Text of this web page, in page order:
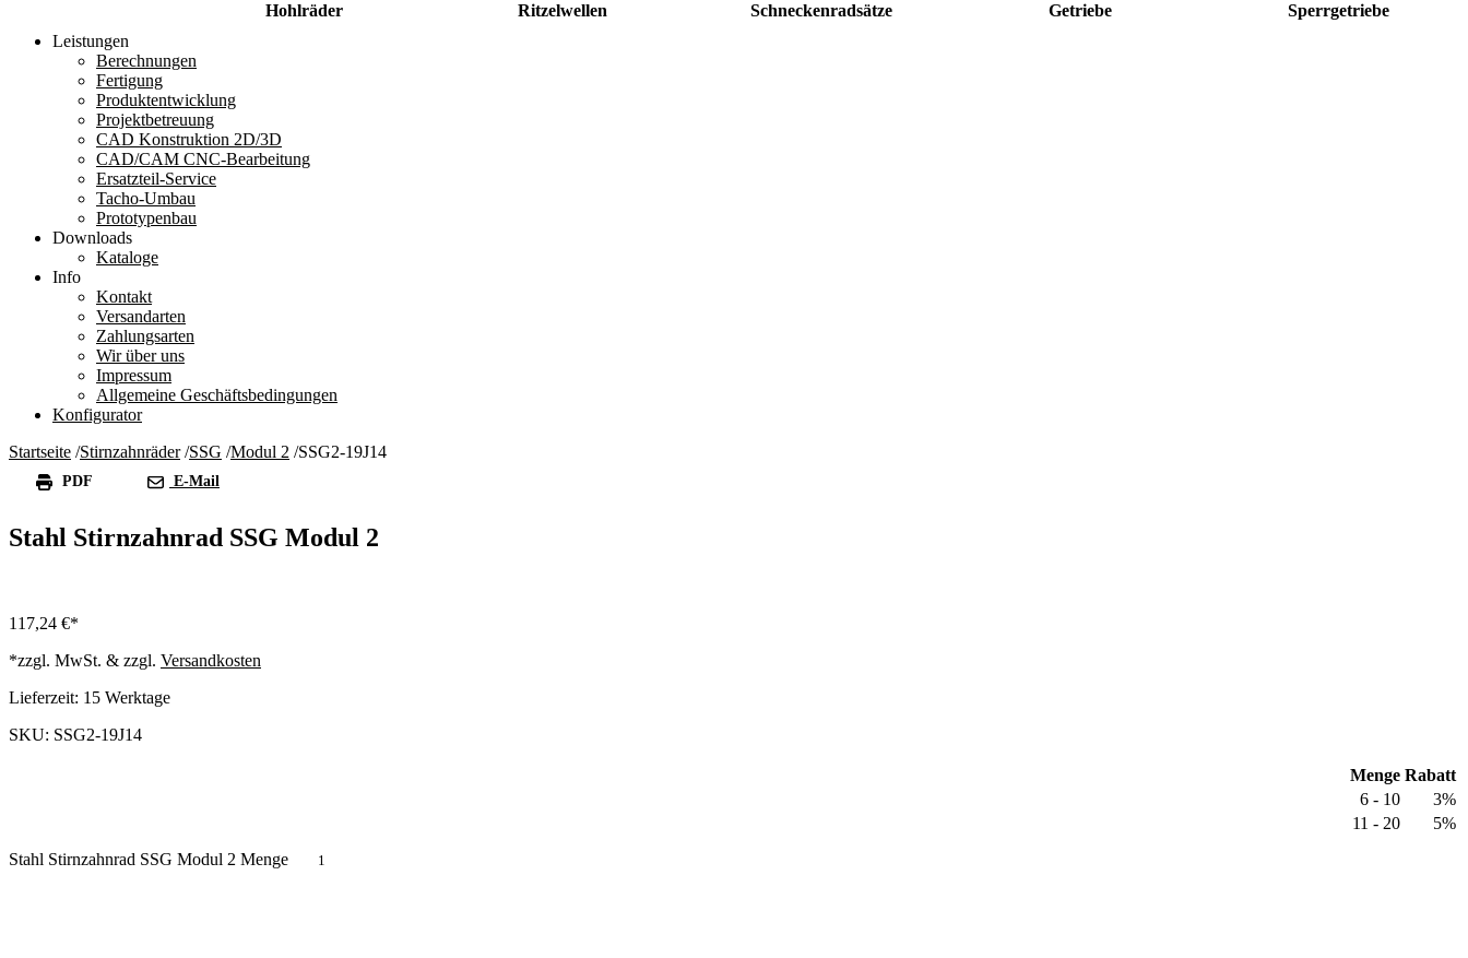
Hohlräder Ritzelwellen Schneckenradsätze Getriebe
Sperrgetriebe
Leistungen
Berechnungen
Fertigung
Produktentwicklung
Projektbetreuung
CAD Konstruktion 2D/3D
CAD/CAM CNC-Bearbeitung
Ersatzteil-Service
Tacho-Umbau
Prototypenbau
Downloads
Kataloge
Info
Kontakt
Versandarten
Zahlungsarten
Wir über uns
Impressum
Allgemeine Geschäftsbedingungen
Konfigurator
Startseite /Stirnzahnräder/SSG /Modul 2 /SSG2-19J14
PDF E-Mail
Stahl Stirnzahnrad SSG Modul 2
117,24 €
*zzgl. MwSt. & zzgl. Versandkosten
Lieferzeit: 15 Werktage
SKU: SSG2-19J14
Menge Rabatt
6 - 10
3%
11 - 20
5%
Stahl Stirnzahnrad SSG Modul 2 Menge